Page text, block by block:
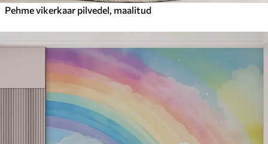
Pehme vikerkaar pilvedel, maalitud